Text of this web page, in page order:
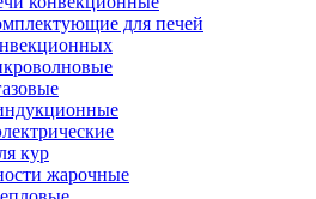
для печей
кур
жарочные